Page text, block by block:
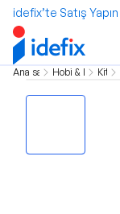
idefix’te Satış Yapın
Ana sayfaHobi & KültürKitap